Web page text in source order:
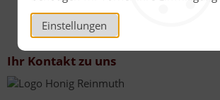
Einstellungen
Ihr Kontakt zu uns